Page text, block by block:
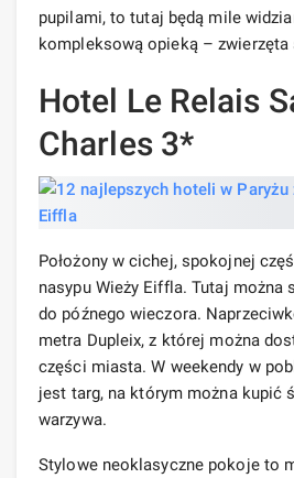
pupilami, to tutaj będą mile
kompleksową opieką – zwierzęta
Hotel Le Relais
Charles 3*
Położony w cichej, spokojnej
nasypu Wieży Eiffla. Tutaj można
do późnego wieczora.
metra Dupleix, z której można
części miasta. W weekendy w
jest targ, na którym można kupić
warzywa.
Stylowe neoklasyczne pokoje to